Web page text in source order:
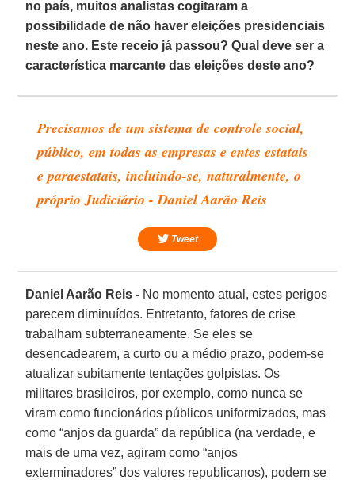
no país, muitos analistas cogitaram a
possibilidade de não haver eleições presidenciais
neste ano. Este receio já passou? Qual deve ser a
característica marcante das eleições deste ano?
Precisamos de um sistema de controle social,
público, em todas as empresas e entes estatais
e paraestatais, incluindo-se, naturalmente, o
próprio Judiciário - Daniel Aarão Reis
Tweet
Daniel Aarão Reis - No momento atual, estes perigos
parecem diminuídos. Entretanto, fatores de crise
trabalham subterraneamente. Se eles se
desencadearem, a curto ou a médio prazo, podem-se
atualizar subitamente tentações golpistas. Os
militares brasileiros, por exemplo, como nunca se
viram como funcionários públicos uniformizados, mas
como “anjos da guarda” da república (na verdade, e
mais de uma vez, agiram como “anjos
exterminadores” dos valores republicanos), podem se